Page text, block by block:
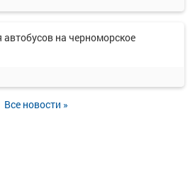
на черноморское
Все новости »